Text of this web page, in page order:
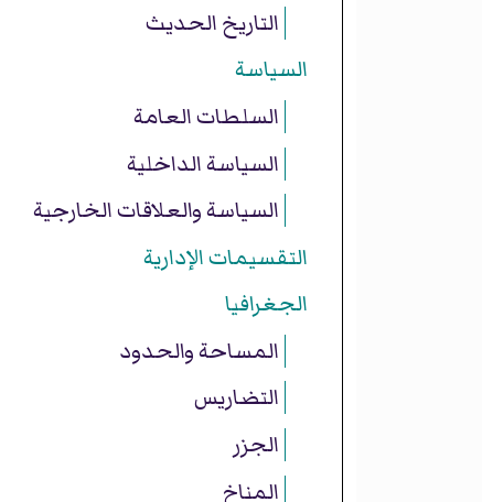
التاريخ الحديث
السياسة
السلطات العامة
السياسة الداخلية
السياسة والعلاقات الخارجية
التقسيمات الإدارية
الجغرافيا
المساحة والحدود
التضاريس
الجزر
المناخ